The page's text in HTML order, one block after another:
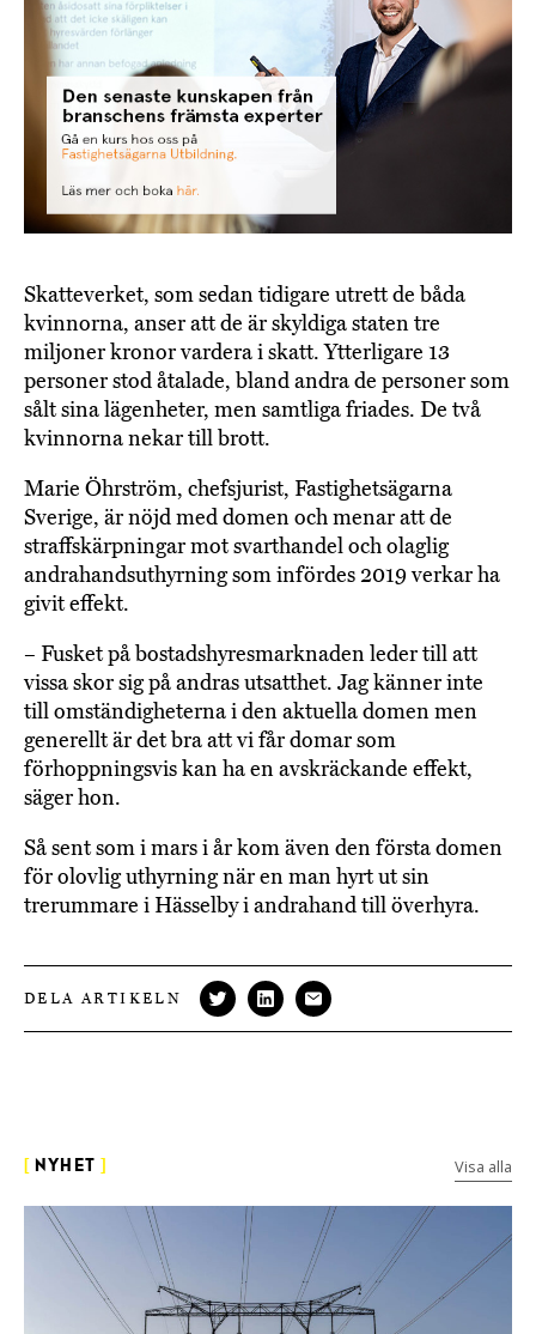
Skatteverket, som sedan tidigare utrett de båda
kvinnorna, anser att de är skyldiga staten tre
miljoner kronor vardera i skatt. Ytterligare 13
personer stod åtalade, bland andra de personer som
sålt sina lägenheter, men samtliga friades. De två
kvinnorna nekar till brott.
Marie Öhrström, chefsjurist, Fastighetsägarna
Sverige, är nöjd med domen och menar att de
straffskärpningar mot svarthandel och olaglig
andrahandsuthyrning som infördes 2019 verkar ha
givit effekt.
– Fusket på bostadshyresmarknaden leder till att
vissa skor sig på andras utsatthet. Jag känner inte
till omständigheterna i den aktuella domen men
generellt är det bra att vi får domar som
förhoppningsvis kan ha en avskräckande effekt,
säger hon.
Så sent som i mars i år kom även den första domen
för olovlig uthyrning när en man hyrt ut sin
trerummare i Hässelby i andrahand till överhyra.
DELA ARTIKELN
NYHET Visa alla